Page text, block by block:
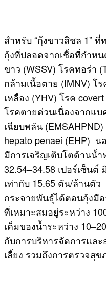
สำหรับ “กุ้งขาวสิชล 1”
กุ้งที่ปลอดจากเชื้อที่กําห
ขาว (WSSV) โรคทอร่า
กล้ามเนื้อตาย (IMNV) โ
เหลือง (YHV) โรค
โรคตายด่วนเนื่องจากแบ
เฉียบพลัน
hepato penaei (EHP)
มีการเจริญเติบโตด้านน้
32.54–34.58 เปอร์เซ็น
เท่ากับ 15.65 ตัน/ล้านตัว
กระจายพันธุ์ได้ตอนกุ้งมี
ที่เหมาะสมอยู่ระหว่าง
เค็มของน้ำระหว่าง
กับการบริหารจัดการแล
เลี้ยง รวมถึงการตรวจสุ